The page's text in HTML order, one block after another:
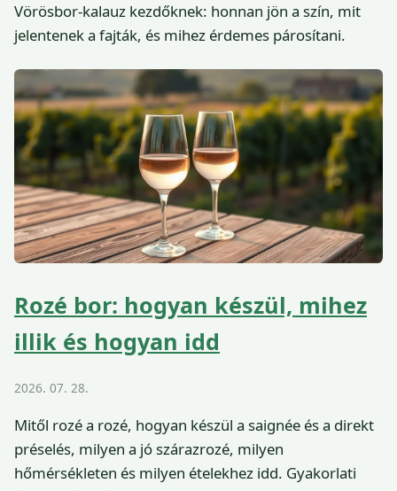
Vörösbor-kalauz kezdőknek: honnan jön a szín, mit
jelentenek a fajták, és mihez érdemes párosítani.
Rozé bor: hogyan készül, mihez
illik és hogyan idd
2026. 07. 28.
Mitől rozé a rozé, hogyan készül a saignée és a direkt
préselés, milyen a jó szárazrozé, milyen
hőmérsékleten és milyen ételekhez idd. Gyakorlati